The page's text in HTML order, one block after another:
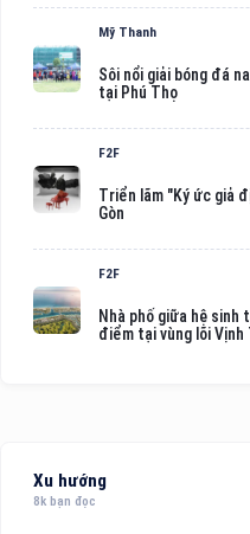
Mỹ Thanh
Sôi nổi giải bóng đá
tại Phú Thọ
F2F
Triển lãm "Ký ức giả
Gòn
F2F
Nhà phố giữa hệ sinh
điểm tại vùng lõi Vịnh
Xu hướng
8k bạn đọc